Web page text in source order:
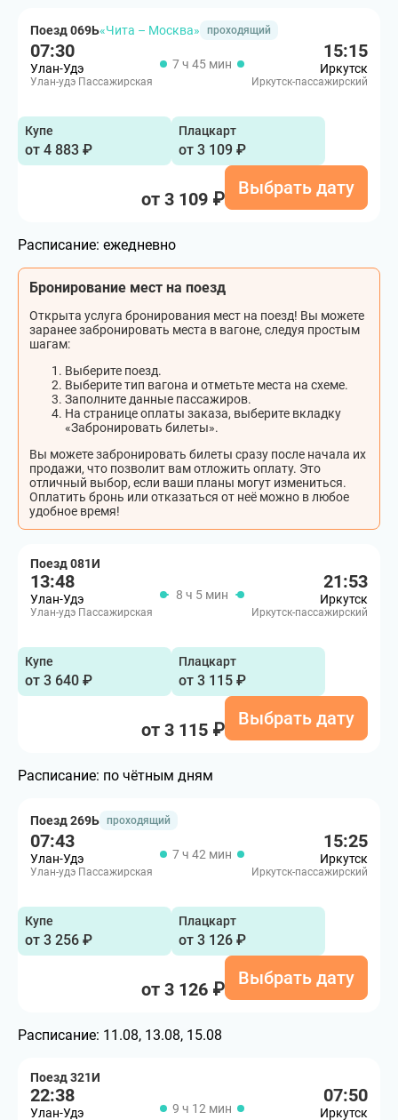
Поезд 069Ь«Чита – Москва» проходящий
07:30
Улан-Удэ
Улан-удэ Пассажирская
7 ч 45 мин
15:15
Иркутск
Иркутск-пассажирский
Купе
от 4 883 ₽
Плацкарт
от 3 109 ₽
от 3 109 ₽
Выбрать дату
Расписание: ежедневно
Бронирование мест на поезд
Открыта услуга бронирования мест на поезд! Вы можете
заранее забронировать места в вагоне, следуя простым
шагам:
Выберите поезд.
Выберите тип вагона и отметьте места на схеме.
Заполните данные пассажиров.
На странице оплаты заказа, выберите вкладку
«Забронировать билеты».
Вы можете забронировать билеты сразу после начала их
продажи, что позволит вам отложить оплату. Это
отличный выбор, если ваши планы могут измениться.
Оплатить бронь или отказаться от неё можно в любое
удобное время!
Поезд 081И
13:48
Улан-Удэ
Улан-удэ Пассажирская
8 ч 5 мин
21:53
Иркутск
Иркутск-пассажирский
Купе
от 3 640 ₽
Плацкарт
от 3 115 ₽
от 3 115 ₽
Выбрать дату
Расписание: по чётным дням
Поезд 269Ь проходящий
07:43
Улан-Удэ
Улан-удэ Пассажирская
7 ч 42 мин
15:25
Иркутск
Иркутск-пассажирский
Купе
от 3 256 ₽
Плацкарт
от 3 126 ₽
от 3 126 ₽
Выбрать дату
Расписание: 11.08, 13.08, 15.08
Поезд 321И
22:38
Улан-Удэ 9 ч 12 мин
07:50
Иркутск